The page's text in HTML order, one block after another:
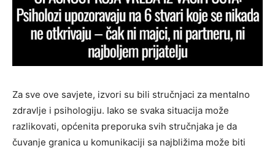
Za sve ove savjete, izvori su bili stručnjaci za mentalno
zdravlje i psihologiju. Iako se svaka situacija može
razlikovati, općenita preporuka svih stručnjaka je da
čuvanje granica u komunikaciji sa najbližima može biti